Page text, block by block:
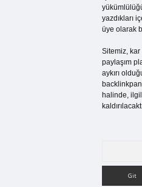
yazdıkları
üye olarak
Sitemiz, kar
paylaşım
aykırı
halinde,